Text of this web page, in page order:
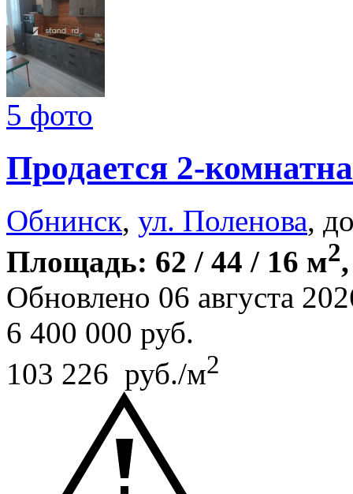
5 фото
Продается 2-
Обнинск, ул. Поленова,
Площадь: 62 / 44 / 16 м2
Обновлено 06 августа
6 400 000 руб.
103 226 руб./м2